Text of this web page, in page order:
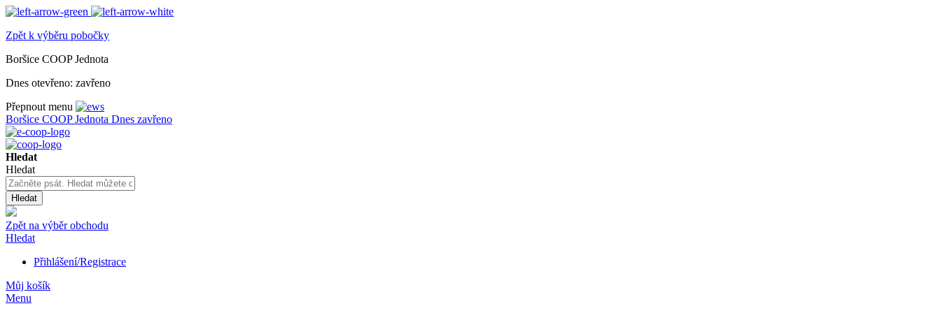
Zpět k výběru pobočky
Boršice COOP Jednota
Dnes otevřeno: zavřeno
Přepnout menu
Boršice COOP Jednota Dnes zavřeno
Hledat
Hledat
Hledat
Zpět na výběr obchodu
Hledat
Přihlášení/Registrace
Můj košík
Menu